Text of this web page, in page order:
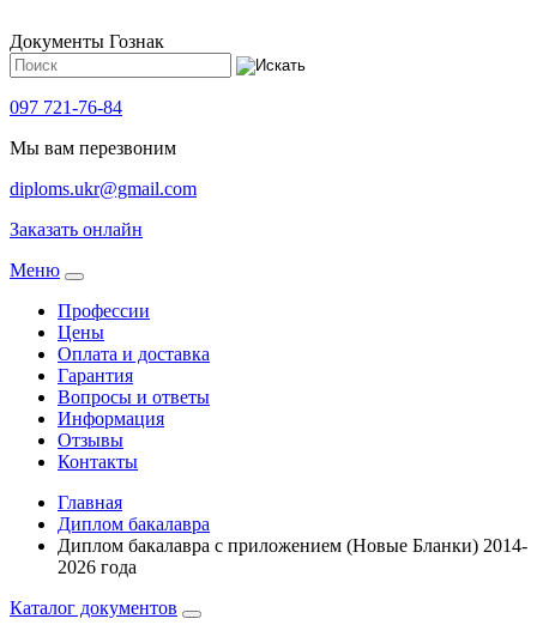
Документы Гознак
097 721-76-84
Мы вам перезвоним
diploms.ukr@gmail.com
Заказать онлайн
Meню
Профессии
Цены
Оплата и доставка
Гарантия
Вопросы и ответы
Информация
Отзывы
Контакты
Главная
Диплом бакалавра
Диплом бакалавра с приложением (Новые Бланки) 2014-
2026 года
Каталог документов